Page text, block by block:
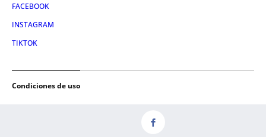
FACEBOOK
INSTAGRAM
TIKTOK
Condiciones de uso